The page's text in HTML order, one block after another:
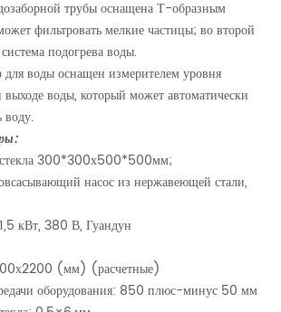
трубы оснащена Т-образным
фильтровать мелкие частицы; во второй
подогрева воды.
воды оснащен измерителем уровня
воды, который может автоматически
воду.
300*300х500*500мм;
насос из нержавеющей стали,
кВт, 380 В, Гуандун
х2200 (мм) (расчетные)
оборудования: 850 плюс-минус 50 мм